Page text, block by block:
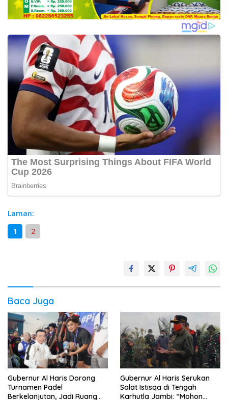
Laman:
1
2
Baca Juga
Gubernur Al Haris Dorong
Turnamen Padel
Berkelanjutan, Jadi Ruang
Gubernur Al Haris Serukan
Salat Istisqa di Tengah
Karhutla Jambi: “Mohon